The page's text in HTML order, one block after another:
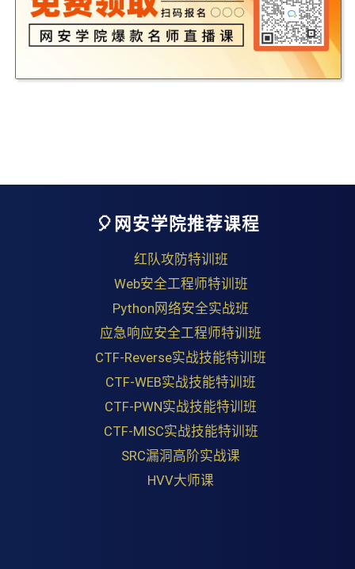
🎈网安学院推荐课程
红队攻防特训班
Web安全工程师特训班
Python网络安全实战班
应急响应安全工程师特训班
CTF-Reverse实战技能特训班
CTF-WEB实战技能特训班
CTF-PWN实战技能特训班
CTF-MISC实战技能特训班
SRC漏洞高阶实战课
HVV大师课